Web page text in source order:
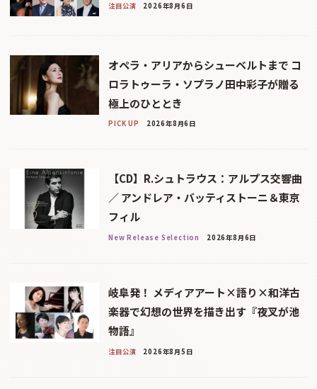
注目公演 2026年8月6日
オペラ・アリアからシューベルトまで コ
ロラトゥーラ・ソプラノ田中彩子が贈る
極上のひととき
PICK UP 2026年8月6日
【CD】R.シュトラウス：アルプス交響曲
／ アンドレア・バッティストーニ＆東京
フィル
New Release Selection 2026年8月6日
岐阜発！ メディアアート×語り×和洋古
楽器で幻想の世界を描き出す『夜叉が池
物語』
注目公演 2026年8月5日